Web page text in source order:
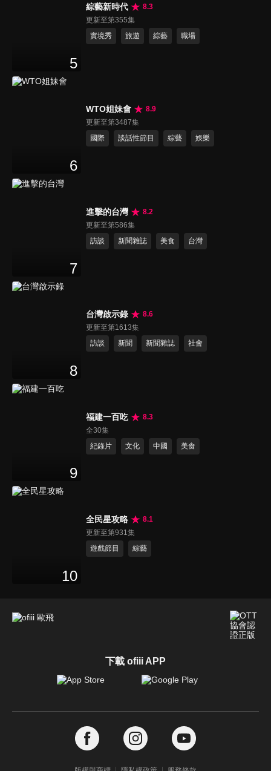
5
綜藝新時代
8.3
更新至第355集
實境秀
旅遊 綜藝 職場
6
WTO姐妹會
8.9
更新至第3487集
國際
談話性節目 綜藝 娛樂
7
進擊的台灣
8.2
更新至第586集
訪談
新聞雜誌 美食 台灣
8
台灣啟示錄
8.6
更新至第1613集
訪談
新聞 新聞雜誌 社會
9
福建一百吃
8.3
全30集
紀錄片
文化 中國 美食
10
全民星攻略
8.1
更新至第931集
遊戲節目
綜藝
下載 ofiii APP